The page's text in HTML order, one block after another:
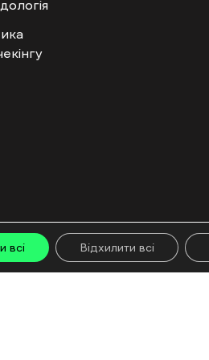
не нижче другого абзацу. Використання
від редакції.
№7400
всі Відхилити всі